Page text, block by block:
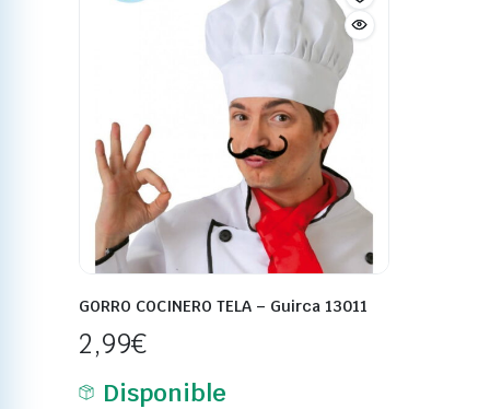
GORRO COCINERO TELA – Guirca 13011
2,99€
Disponible